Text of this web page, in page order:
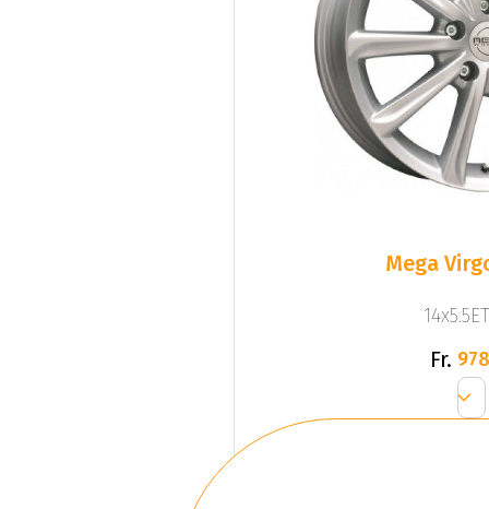
Mega
Fr.